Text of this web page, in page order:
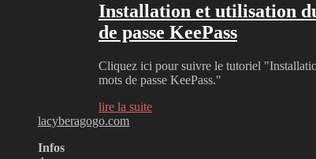
Installation et utilisation
de passe KeePass
Cliquez ici pour suivre le tutoriel
mots de passe KeePass."
lire la suite
lacyberagogo.com
Infos